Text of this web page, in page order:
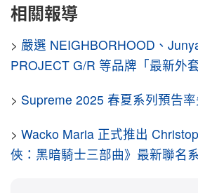
相關報導
> 嚴選 NEIGHBORHOOD、
PROJECT G/R 等品牌「最新外
> Supreme 2025 春夏系列預告
> Wacko Maria 正式推出
俠：黑暗騎士三部曲》最新聯名